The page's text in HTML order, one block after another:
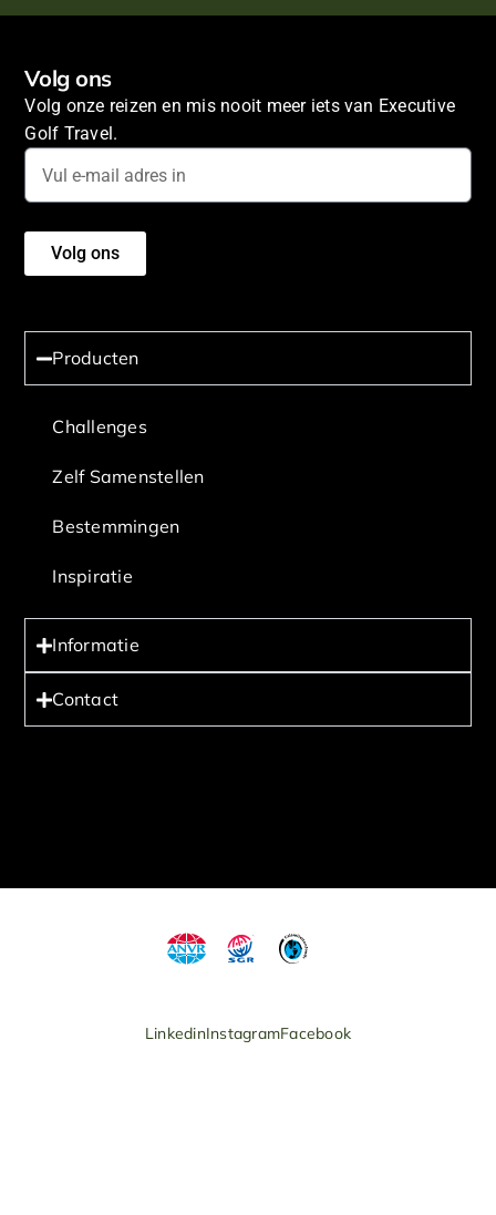
Volg ons
Volg onze reizen en mis nooit meer iets van Executive
Golf Travel.
Volg ons
Producten
Challenges
Zelf Samenstellen
Bestemmingen
Inspiratie
Informatie
Contact
LinkedinInstagramFacebook